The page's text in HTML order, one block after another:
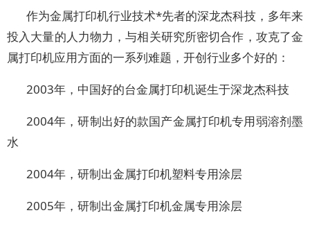
作为金属打印机行业技术*先者的深龙杰科技，多年来
投入大量的人力物力，与相关研究所密切合作，攻克了金
属打印机应用方面的一系列难题，开创行业多个好的：
2003年，中国好的台金属打印机诞生于深龙杰科技
2004年，研制出好的款国产金属打印机专用弱溶剂墨
水
2004年，研制出金属打印机塑料专用涂层
2005年，研制出金属打印机金属专用涂层